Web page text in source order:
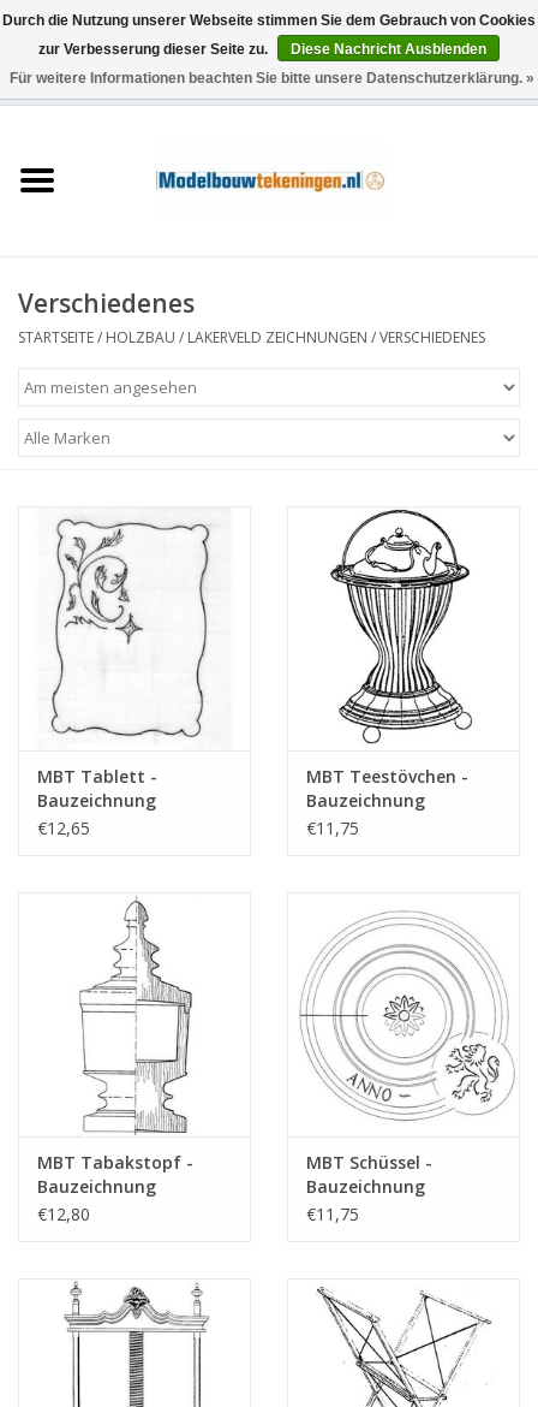
0 Artikel - €0,00
Schiffe
Holzbau
Landschaft
Dokumentation
Zeitschriften
Neue Zeichnungen
NEUE ZEITSCHRIFTEN
ABONNEMENT DER
MODELLBAUER
Verschiedenes
STARTSEITE/ HOLZBAU / LAKERVELD ZEICHNUNGEN /VERSCHIEDENES
MBT Tablett -
Bauzeichnung
Maßstab 1 : N/A
€12,65
MBT Teestövchen -
Bauzeichnung
Maßstab 1 : N/A
€11,75
MBT Tabakstopf -
Bauzeichnung
Maßstab 1 : N/A
€12,80
MBT Schüssel -
Bauzeichnung
Maßstab 1 : N/A
€11,75
Durch die Nutzung unserer Webseite stimmen Sie dem Gebrauch von Cookies
zur Verbesserung dieser Seite zu.
Diese Nachricht Ausblenden
Für weitere Informationen beachten Sie bitte unsere Datenschutzerklärung. »